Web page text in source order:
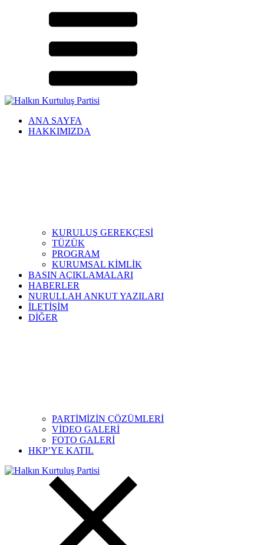
ANA SAYFA
HAKKIMIZDA
KURULUŞ GEREKÇESİ
TÜZÜK
PROGRAM
KURUMSAL KİMLİK
BASIN AÇIKLAMALARI
HABERLER
NURULLAH ANKUT YAZILARI
İLETİŞİM
DİĞER
PARTİMİZİN ÇÖZÜMLERİ
VİDEO GALERİ
FOTO GALERİ
HKP’YE KATIL